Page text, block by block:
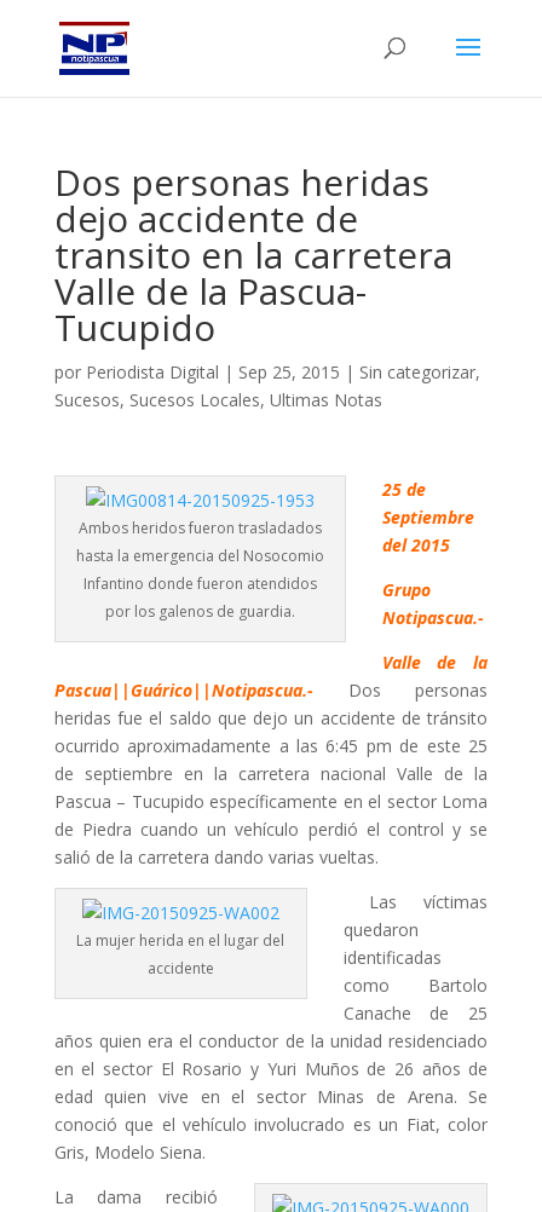
Dos personas heridas
dejo accidente de
transito en la carretera
Valle de la Pascua-
Tucupido
por Periodista Digital | Sep 25, 2015 | Sin categorizar,
Sucesos, Sucesos Locales, Ultimas Notas
Ambos heridos fueron trasladados
hasta la emergencia del Nosocomio
Infantino donde fueron atendidos
por los galenos de guardia.
25 de
Septiembre
del 2015
Grupo
Notipascua.-
Valle de la
Pascua||Guárico||Notipascua.-
Dos personas
heridas fue el saldo que dejo un accidente de tránsito
ocurrido aproximadamente a las 6:45 pm de este 25
de septiembre en la carretera nacional Valle de la
Pascua – Tucupido específicamente en el sector Loma
de Piedra cuando un vehículo perdió el control y se
salió de la carretera dando varias vueltas.
La mujer herida en el lugar del
accidente
Las víctimas
quedaron
identificadas
como Bartolo
Canache de 25
años quien era el conductor de la unidad residenciado
en el sector El Rosario y Yuri Muños de 26 años de
edad quien vive en el sector Minas de Arena. Se
conoció que el vehículo involucrado es un Fiat, color
Gris, Modelo Siena.
La dama recibió